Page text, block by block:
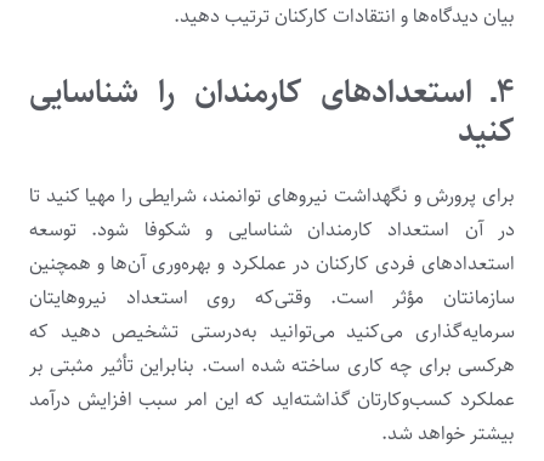
بیان دیدگاه‌ها و انتقادات کارکنان ترتیب دهید.
۴ـ استعدادهای کارمندان را شناسایی
کنید
برای پرورش و نگهداشت نیروهای توانمند، شرایطی را مهیا کنید تا
در آن استعداد کارمندان شناسایی و شکوفا شود. توسعه
استعدادهای فردی کارکنان در عملکرد و بهره‌وری آن‌ها و همچنین
سازمانتان مؤثر است. وقتی‌که روی استعداد نیروهایتان
سرمایه‌گذاری می‌کنید می‌توانید به‌درستی تشخیص دهید که
هرکسی برای چه کاری ساخته شده است. بنابراین تأثیر مثبتی بر
عملکرد کسب‌وکارتان گذاشته‌اید که این امر سبب افزایش درآمد
بیشتر خواهد شد.